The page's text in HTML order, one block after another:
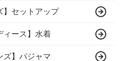
】セットアップ
ィース】水着
ズ】パジャマ